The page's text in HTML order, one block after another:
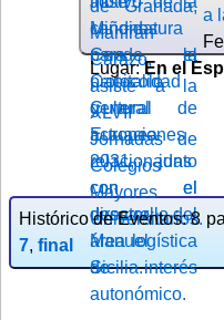
a
Lugar:En el
Histórico de Eventos: 8
7, final